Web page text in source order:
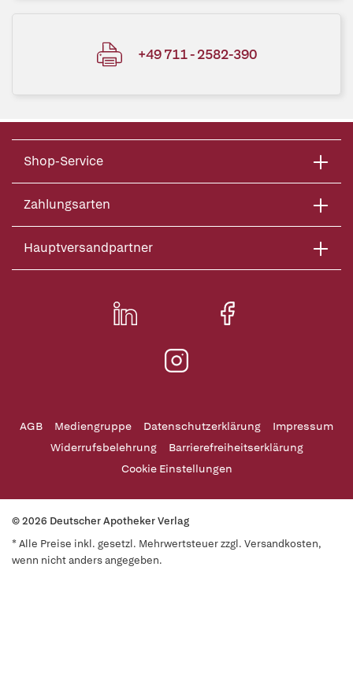
+49 711 - 2582-390
Shop-Service
Zahlungsarten
Hauptversandpartner
AGB Mediengruppe Datenschutzerklärung
Impressum
Widerrufsbelehrung
Barrierefreiheitserklärung
Cookie Einstellungen
© 2026 Deutscher Apotheker Verlag
* Alle Preise inkl. gesetzl. Mehrwertsteuer zzgl. Versandkosten,
wenn nicht anders angegeben.